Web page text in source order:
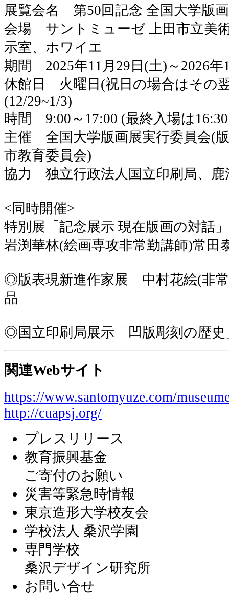
展覧会名 第50回記念 全国大学版
会場 サントミューゼ 上田市立美
示室、ホワイエ
期間 2025年11月29日(土)～2026年
休館日 火曜日(祝日の場合はその
(12/29~1/3)
時間 9:00～17:00 (最終入場は
主催 全国大学版画展実行委員会(
市教育委員会)
協力 独立行政法人国立印刷局、鹿
<同時開催>
特別展「記念展示 現在版画の対話」
岩渕華林(絵画専攻非常勤講師)常田
◎版表現新進作家展 中村花絵(非
品
◎国立印刷局展示「凹版彫刻の歴史
関連Webサイト
https://www.santomyuze.com/
http://cuapsj.org/
プレスリリース
教育振興基金
ご寄付のお願い
災害等緊急時情報
東京造形大学校友会
学校法人 桑沢学園
専門学校
桑沢デザイン研究所
お問い合せ